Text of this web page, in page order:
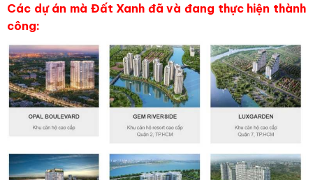
Các dự án mà Đất Xanh đã và đang thực hiện thành
công: